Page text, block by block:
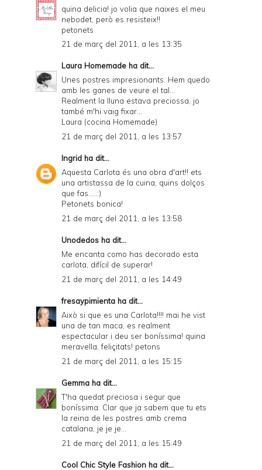
quina delicia! jo volia que naixes el meu
nebodet, però es resisteix!!
petonets
21 de març del 2011, a les 13:35
Laura Homemade ha dit...
Unes postres impresionants. Hem quedo
amb les ganes de veure el tal...
Realment la lluna estava preciossa, jo
també m'hi vaig fixar...
Laura (cocina Homemade)
21 de març del 2011, a les 13:57
Ingrid ha dit...
Aquesta Carlota és una obra d'art!! ets
una artistassa de la cuina, quins dolços
que fas.....:)
Petonets bonica!
21 de març del 2011, a les 13:58
Unodedos ha dit...
Me encanta como has decorado esta
carlota, difícil de superar!
21 de març del 2011, a les 14:49
fresaypimienta ha dit...
Això si que es una Carlota!!!! mai he vist
una de tan maca, es realment
espectacular i deu ser boníssima! quina
meravella, feliçitats! petons
21 de març del 2011, a les 15:15
Gemma ha dit...
T'ha quedat preciosa i segur que
boníssima. Clar que ja sabem que tu ets
la reina de les postres amb crema
catalana, je je je...
21 de març del 2011, a les 15:49
Cool Chic Style Fashion ha dit...